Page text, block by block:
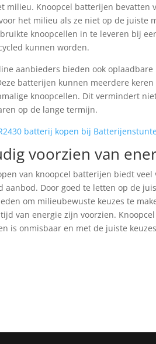
milieu. Knoopcel batterijen bevatten
het milieu als ze niet op de juiste
knoopcellen in te leveren bij
kunnen worden.
aanbieders bieden ook
batterijen kunnen meerdere
knoopcellen. Dit vermindert
op de lange termijn.
batterij kopen bij
voorzien van
van knoopcel batterijen biedt
aanbod. Door goed te letten op de
om milieubewuste keuzes te
van energie zijn voorzien.
is onmisbaar en met de juiste